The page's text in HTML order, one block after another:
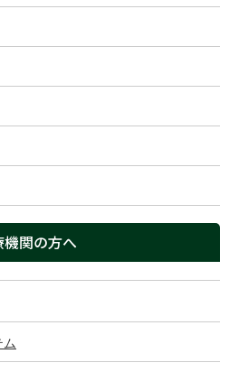
に乳がんを対象に診療を行います。
どの画像診断を行うことで、触診で
んも診断が可能となります。
を重視しながら、より質の高い治療
機関の方へ